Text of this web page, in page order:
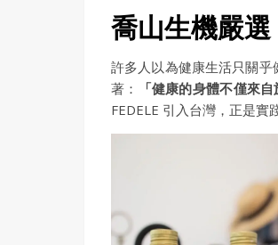
喬山生機嚴
許多人以為健康生活只關
著：
「健康的身體不僅來
FEDELE 引入台灣，正是實